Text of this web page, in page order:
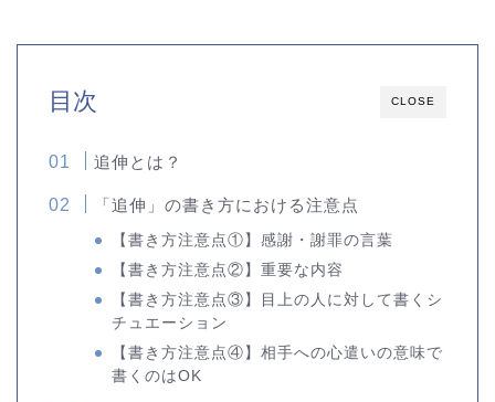
CLOSE
目次
追伸とは？
「追伸」の書き方における注意点
【書き方注意点①】感謝・謝罪の言葉
【書き方注意点②】重要な内容
【書き方注意点③】目上の人に対して書くシ
チュエーション
【書き方注意点④】相手への心遣いの意味で
書くのはOK